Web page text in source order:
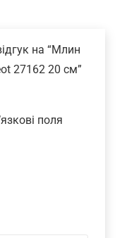
на “Млин
27162 20 см”
поля